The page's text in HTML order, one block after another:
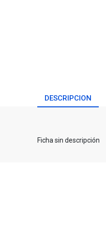
DESCRIPCION
Ficha sin descripción